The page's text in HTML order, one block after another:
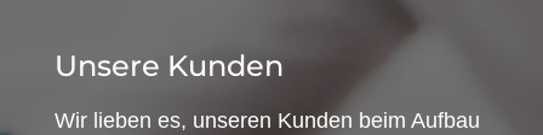
Unsere Kunden
Wir lieben es, unseren Kunden beim Aufbau